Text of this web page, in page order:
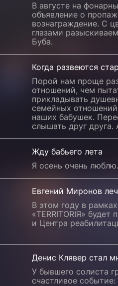
В августе на
объявление о
вознаграждение. С
глазами
Буба.
Когда развеются
Порой нам проще
отношений, чем
прикладывать
семейных
наших бабушек.
слышать друг
Жду бабьего лета
Я осень очень
Евгений Миронов
В этом году в
«TERRITORIЯ»
и Центра
Денис Клявер стал
У бывшего солиста
счастливое